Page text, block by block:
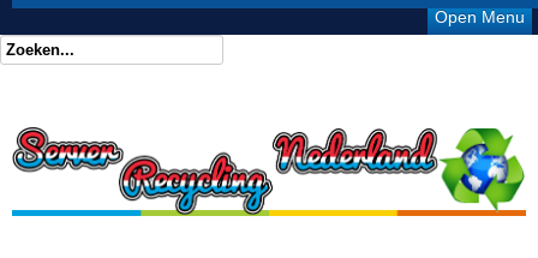
Open Menu